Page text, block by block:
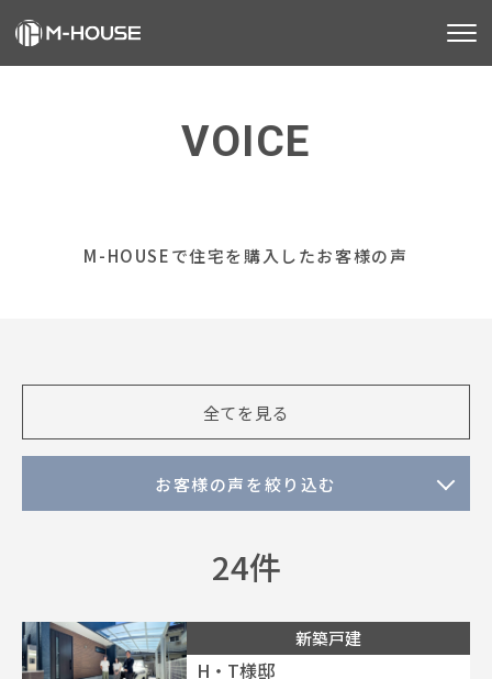
建築事業
イベント情報
0120-800-108
営業時間／10：00〜19：00 定休日／水曜日
VOICE
M-HOUSEで住宅を購入したお客様の声
全てを見る
お客様の声を絞り込む
24件
新築戸建
H・T様邸